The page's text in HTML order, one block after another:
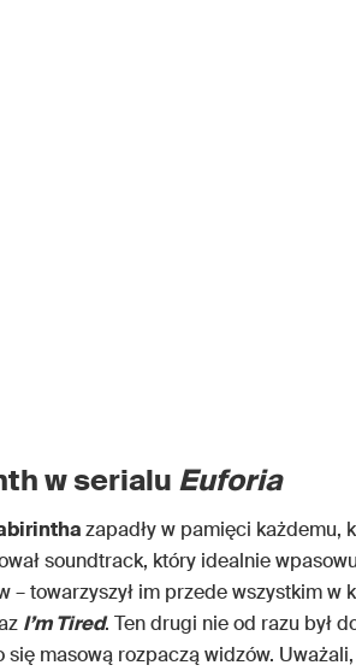
w serialu Euforia
zapadły w pamięci każdemu,
soundtrack, który idealnie
– towarzyszył im przede wszystkim w
I’m Tired. Ten drugi nie od razu był
się masową rozpaczą widzów.